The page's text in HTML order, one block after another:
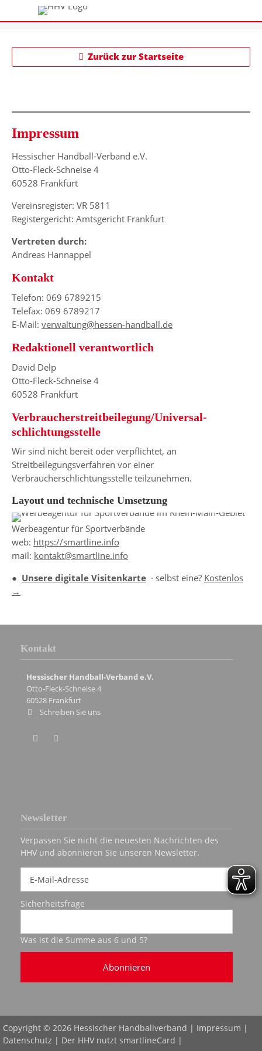
Zurück zur Startseite
Impressum
Hessischer Handball-Verband e.V.
Otto-Fleck-Schneise 4
60528 Frankfurt
Vereinsregister: VR 5811
Registergericht: Amtsgericht Frankfurt
Vertreten durch:
Andreas Hannappel
Kontakt
Telefon: 069 6789215
Telefax: 069 6789217
E-Mail: verwaltung@hessen-handball.de
Redaktionell verantwortlich
David Delp
Otto-Fleck-Schneise 4
60528 Frankfurt
Verbraucher­streit­beilegung/Universal­
schlichtungs­stelle
Wir sind nicht bereit oder verpflichtet, an
Streitbeilegungsverfahren vor einer
Verbraucherschlichtungsstelle teilzunehmen.
Layout und technische Umsetzung
Werbeagentur für Sportverbände
web: https://smartline.info
mail: kontakt@smartline.info
● Unsere digitale Visitenkarte · selbst eine? Kostenlos
→
Kontakt
Hessischer Handball-Verband e.V.
Otto-Fleck-Schneise 4
60528 Frankfurt
Schreiben Sie uns
Newsletter
Verpassen Sie nicht die neuesten Nachrichten des
HHV und abonnieren Sie unseren Newsletter.
Sicherheitsfrage
Was ist die Summe aus 6 und 5?
Abonnieren
Copyright © 2026 Hessischer Handballverband | Impressum |
Datenschutz | Der HHV nutzt smartlineCard |